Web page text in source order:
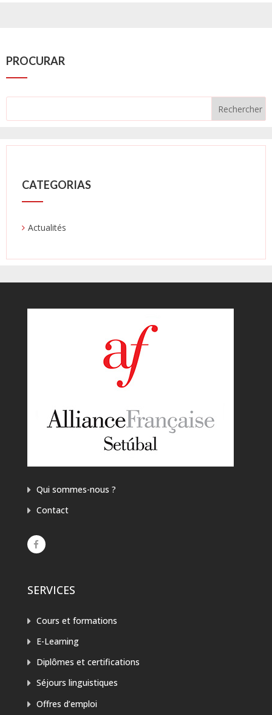
PROCURAR
CATEGORIAS
Actualités
Qui sommes-nous ?
Contact
SERVICES
Cours et formations
E-Learning
Diplômes et certifications
Séjours linguistiques
Offres d’emploi